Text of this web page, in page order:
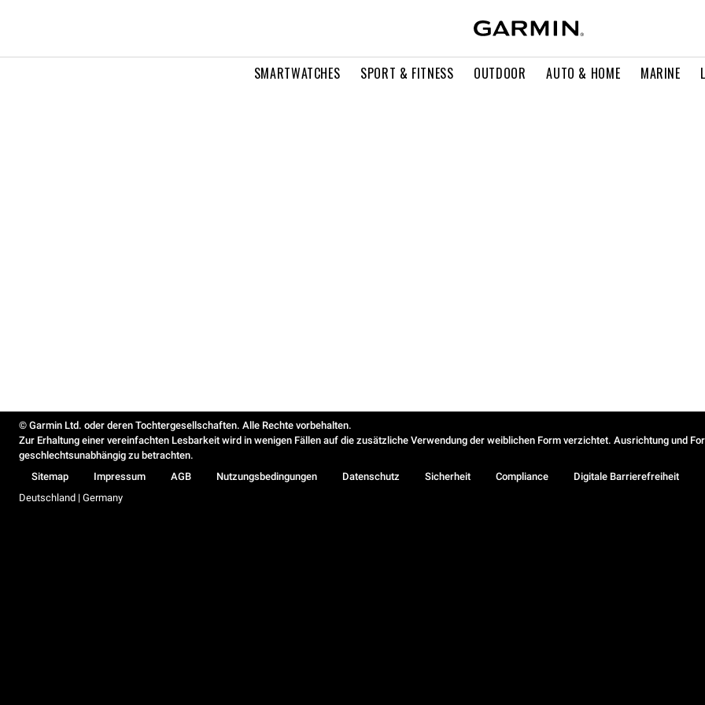
SMARTWATCHES SPORT & FITNESS OUTDOOR AUTO & HOME MARINE
© Garmin Ltd. oder deren Tochtergesellschaften. Alle Rechte vorbehalten.
Zur Erhaltung einer vereinfachten Lesbarkeit wird in wenigen Fällen auf die zusätzliche Verwendung der weiblichen Form verzichtet. Ausrichtung und
geschlechtsunabhängig zu betrachten.
Sitemap
Impressum AGB Nutzungsbedingungen Datenschutz Sicherheit Compliance
Digitale Barrierefreiheit
Deutschland | Germany